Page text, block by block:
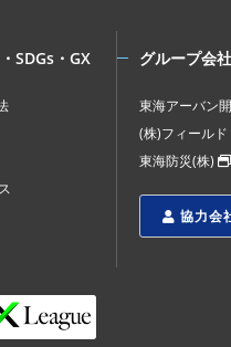
SDGs・GX グループ会社
東海アーバン
(株)フィール
東海防災(株)
協力会